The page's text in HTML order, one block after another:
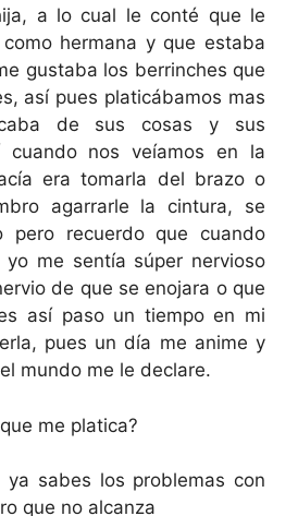
a lo cual le conté que le
hermana y que estaba
gustaba los berrinches que
así pues platicábamos mas
de sus cosas y sus
cuando nos veíamos en la
era tomarla del brazo o
agarrarle la cintura, se
pero recuerdo que cuando
yo me sentía súper nervioso
de que se enojara o que
así paso un tiempo en mi
pues un día me anime y
mundo me le declare.
me platica?
ya sabes los problemas con
que no alcanza